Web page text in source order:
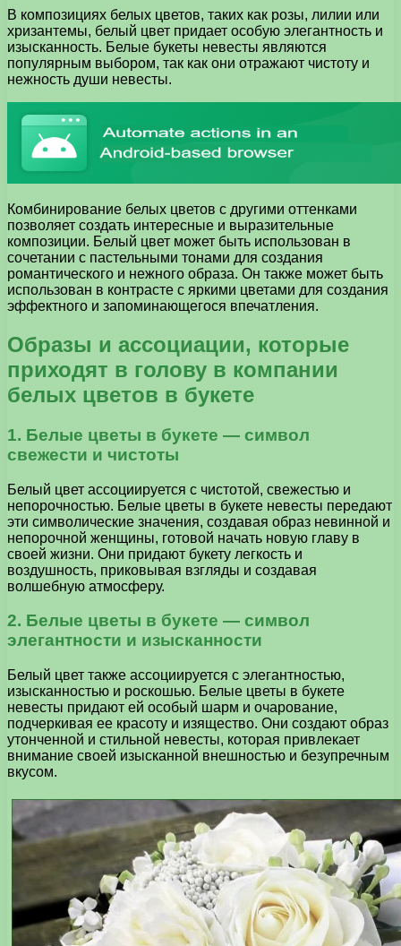
В композициях белых цветов, таких как розы, лилии или
хризантемы, белый цвет придает особую элегантность и
изысканность. Белые букеты невесты являются
популярным выбором, так как они отражают чистоту и
нежность души невесты.
Комбинирование белых цветов с другими оттенками
позволяет создать интересные и выразительные
композиции. Белый цвет может быть использован в
сочетании с пастельными тонами для создания
романтического и нежного образа. Он также может быть
использован в контрасте с яркими цветами для создания
эффектного и запоминающегося впечатления.
Образы и ассоциации, которые
приходят в голову в компании
белых цветов в букете
1. Белые цветы в букете — символ
свежести и чистоты
Белый цвет ассоциируется с чистотой, свежестью и
непорочностью. Белые цветы в букете невесты передают
эти символические значения, создавая образ невинной и
непорочной женщины, готовой начать новую главу в
своей жизни. Они придают букету легкость и
воздушность, приковывая взгляды и создавая
волшебную атмосферу.
2. Белые цветы в букете — символ
элегантности и изысканности
Белый цвет также ассоциируется с элегантностью,
изысканностью и роскошью. Белые цветы в букете
невесты придают ей особый шарм и очарование,
подчеркивая ее красоту и изящество. Они создают образ
утонченной и стильной невесты, которая привлекает
внимание своей изысканной внешностью и безупречным
вкусом.